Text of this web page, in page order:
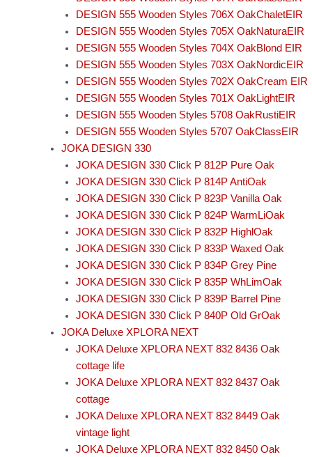
DESIGN 555 Wooden Styles 706X OakChaletEIR
DESIGN 555 Wooden Styles 705X OakNaturaEIR
DESIGN 555 Wooden Styles 704X OakBlond EIR
DESIGN 555 Wooden Styles 703X OakNordicEIR
DESIGN 555 Wooden Styles 702X OakCream EIR
DESIGN 555 Wooden Styles 701X OakLightEIR
DESIGN 555 Wooden Styles 5708 OakRustiEIR
DESIGN 555 Wooden Styles 5707 OakClassEIR
JOKA DESIGN 330
JOKA DESIGN 330 Click P 812P Pure Oak
JOKA DESIGN 330 Click P 814P AntiOak
JOKA DESIGN 330 Click P 823P Vanilla Oak
JOKA DESIGN 330 Click P 824P WarmLiOak
JOKA DESIGN 330 Click P 832P HighlOak
JOKA DESIGN 330 Click P 833P Waxed Oak
JOKA DESIGN 330 Click P 834P Grey Pine
JOKA DESIGN 330 Click P 835P WhLimOak
JOKA DESIGN 330 Click P 839P Barrel Pine
JOKA DESIGN 330 Click P 840P Old GrOak
JOKA Deluxe XPLORA NEXT
JOKA Deluxe XPLORA NEXT 832 8436 Oak
cottage life
JOKA Deluxe XPLORA NEXT 832 8437 Oak
cottage
JOKA Deluxe XPLORA NEXT 832 8449 Oak
vintage light
JOKA Deluxe XPLORA NEXT 832 8450 Oak